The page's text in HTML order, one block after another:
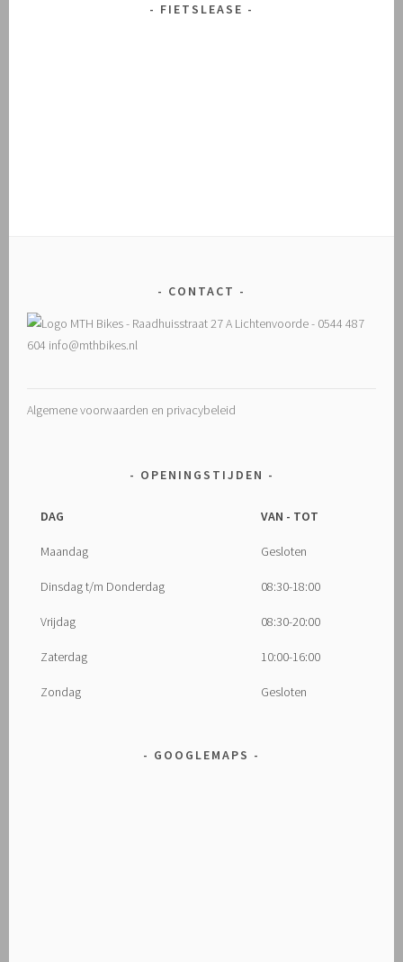
FIETSLEASE
CONTACT
Algemene voorwaarden en privacybeleid
OPENINGSTIJDEN
DAG VAN - TOT
Maandag Gesloten
Dinsdag t/m Donderdag 08:30-18:00
Vrijdag 08:30-20:00
Zaterdag 10:00-16:00
Zondag Gesloten
GOOGLEMAPS